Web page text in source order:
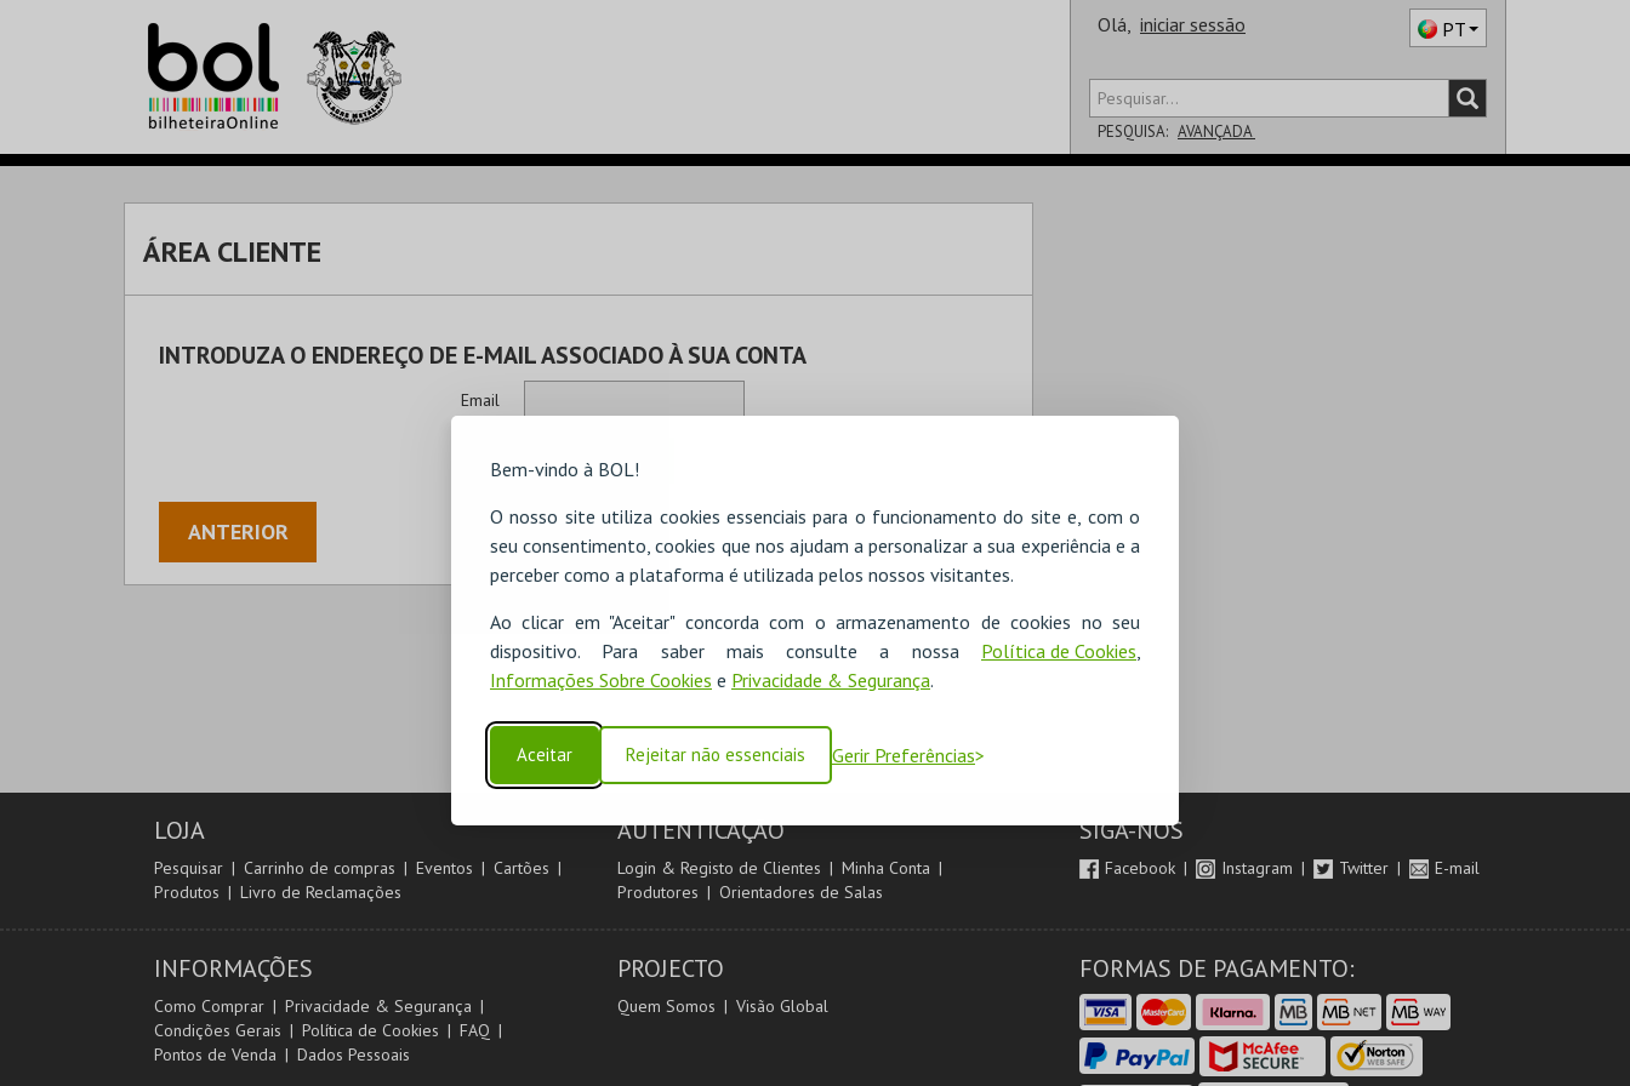
Bem-vindo à BOL!
O nosso site utiliza cookies essenciais para o funcionamento do site e, com o
seu consentimento, cookies que nos ajudam a personalizar a sua experiência e a
perceber como a plataforma é utilizada pelos nossos visitantes.
Ao clicar em "Aceitar" concorda com o armazenamento de cookies no seu
dispositivo. Para saber mais consulte a nossa Política de Cookies,
Informações Sobre Cookies e Privacidade & Segurança.
Aceitar Rejeitar não essenciais Gerir Preferências
Olá, iniciar sessão PT
PESQUISA: AVANÇADA
ÁREA CLIENTE
INTRODUZA O ENDEREÇO DE E-MAIL ASSOCIADO À SUA CONTA
Email
ANTERIOR
LOJA
Pesquisar Carrinho de compras Eventos
Cartões
Produtos
Livro de Reclamações
AUTENTICAÇÃO
Login & Registo de Clientes
Minha Conta
Produtores
Orientadores de Salas
SIGA-NOS
Facebook Instagram Twitter E-mail
INFORMAÇÕES
Como Comprar
Privacidade & Segurança
Condições Gerais
Política de Cookies
FAQ
Pontos de Venda
Dados Pessoais
PROJECTO
Quem Somos Visão Global
FORMAS DE PAGAMENTO: